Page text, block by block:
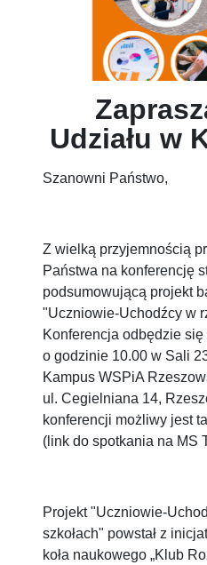
Udziału w
Szanowni Państwo,
Państwa na konferencję
podsumowującą projekt
"Uczniowie-Uchodźcy w
Konferencja odbędzie się
o godzinie 10.00 w Sali
Kampus WSPiA
ul. Cegielniana 14,
konferencji możliwy jest
(link do spotkania na MS
szkołach" powstał z
koła naukowego „Klub
na celu zrozumienie i